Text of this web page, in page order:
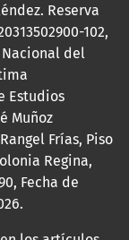
Reserva
102,
Nacional del
Estudios
Muñoz
Frías, Piso
Regina,
Fecha de